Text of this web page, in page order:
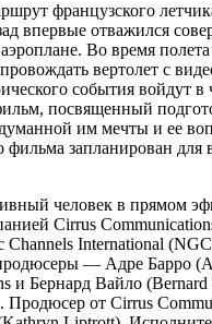
французского
впервые отважился
Во время
вертолет с
события войдут в
посвященный
им мечты и ее
фильма запланирован для
человек в прямом
Cirrus
Channels International
— Адре Барро
и Бернард Вайло
Продюсер от Cirrus